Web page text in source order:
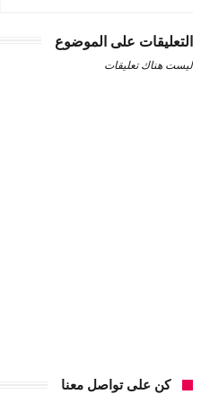
التعليقات على الموضوع
ليست هناك تعليقات
كن على تواصل معنا